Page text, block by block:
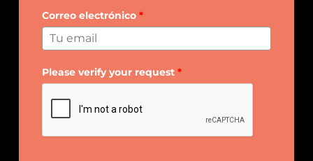
Correo electrónico *
Please verify your request *